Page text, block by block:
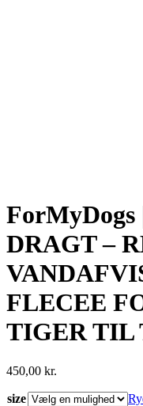
DRAGT –
FLECEE
TIGER
450,00 kr.
size